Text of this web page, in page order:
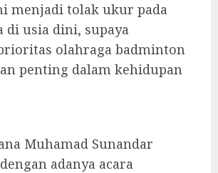
menjadi tolak ukur pada
di usia dini, supaya
olahraga badminton
penting dalam kehidupan
Muhamad Sunandar
adanya acara